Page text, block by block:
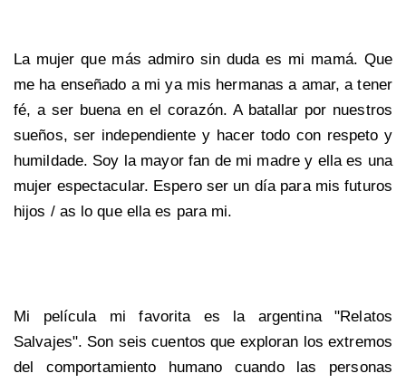
La mujer que más admiro sin duda es mi mamá. Que
me ha enseñado a mi ya mis hermanas a amar, a tener
fé, a ser buena en el corazón. A batallar por nuestros
sueños, ser independiente y hacer todo con respeto y
humildade. Soy la mayor fan de mi madre y ella es una
mujer espectacular. Espero ser un día para mis futuros
hijos / as lo que ella es para mi.
Mi película mi favorita es la argentina "Relatos
Salvajes". Son seis cuentos que exploran los extremos
del comportamiento humano cuando las personas